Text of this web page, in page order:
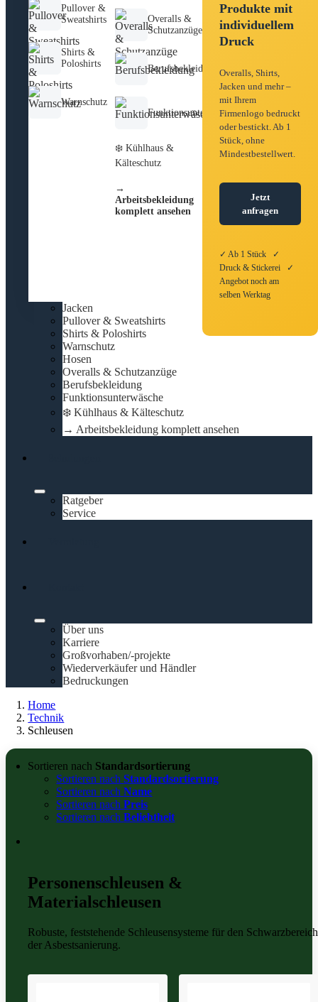
Pullover &
Sweatshirts
Shirts &
Poloshirts
Warnschutz
Overalls &
Schutzanzüge
Berufsbekleidung
Funktionsunterwäsche
❄️ Kühlhaus &
Kälteschutz
→
Arbeitsbekleidung
komplett ansehen
Produkte mit
individuellem
Druck
Overalls, Shirts,
Jacken und mehr –
mit Ihrem
Firmenlogo bedruckt
oder bestickt. Ab 1
Stück, ohne
Mindestbestellwert.
Jetzt
anfragen
✓ Ab 1 Stück ✓
Druck & Stickerei ✓
Angebot noch am
selben Werktag
Jacken
Pullover & Sweatshirts
Shirts & Poloshirts
Warnschutz
Hosen
Overalls & Schutzanzüge
Berufsbekleidung
Funktionsunterwäsche
❄️ Kühlhaus & Kälteschutz
→ Arbeitsbekleidung komplett ansehen
Ratgeber
Service
Über uns
Karriere
Großvorhaben/-projekte
Wiederverkäufer und Händler
Bedruckungen
Home
Technik
Schleusen
Sortieren nach Standardsortierung
Sortieren nachStandardsortierung
Sortieren nachName
Sortieren nachPreis
Sortieren nachBeliebtheit
Personenschleusen &
Materialschleusen
Robuste, feststehende Schleusensysteme für den Schwarzbereich
der Asbestsanierung.